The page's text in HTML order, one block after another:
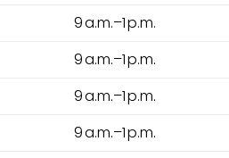
9 a.m.–1 p.m.
9 a.m.–1 p.m.
9 a.m.–1 p.m.
9 a.m.–1 p.m.